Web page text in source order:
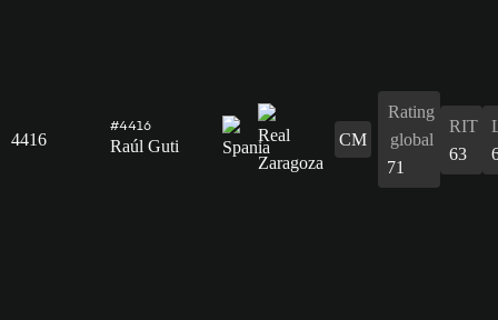
4416
#4416
Raúl Guti CM
Rating
global
71
RIT
63